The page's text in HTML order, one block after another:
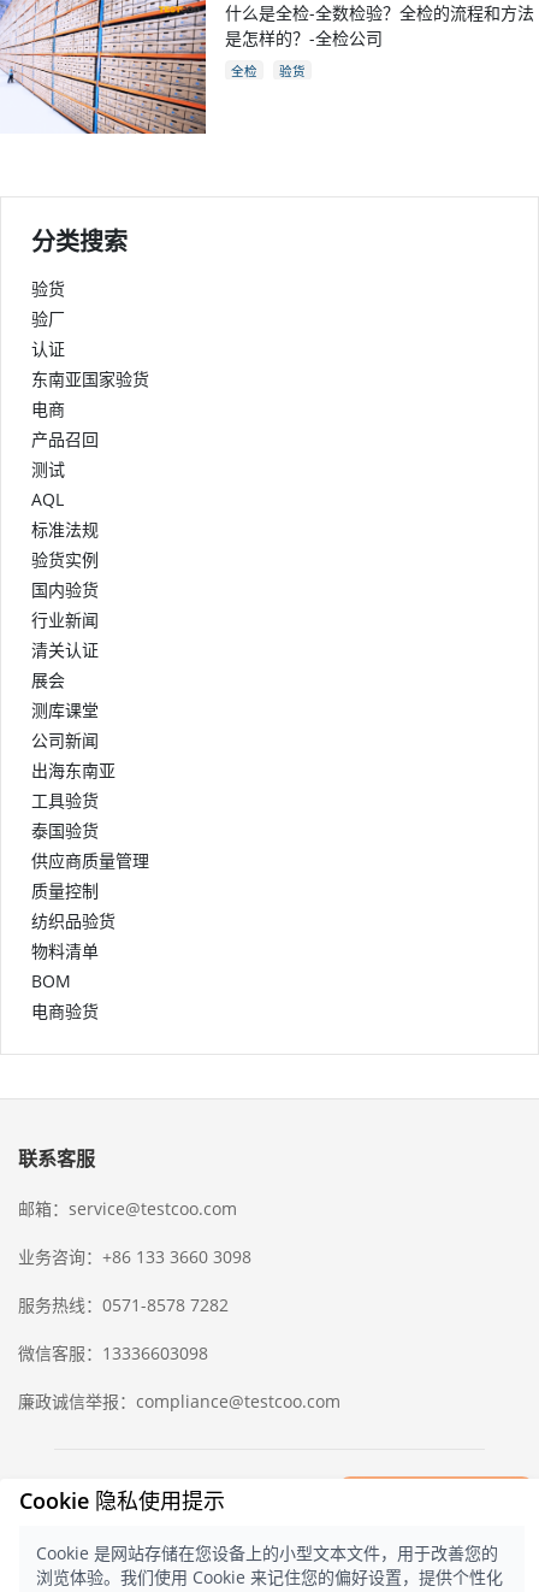
什么是全检-全数检验？全检的流程和方法
是怎样的？-全检公司
全检 验货
分类搜索
验货
验厂
认证
东南亚国家验货
电商
产品召回
测试
AQL
标准法规
验货实例
国内验货
行业新闻
清关认证
展会
测库课堂
公司新闻
出海东南亚
工具验货
泰国验货
供应商质量管理
质量控制
纺织品验货
物料清单
BOM
电商验货
联系客服
邮箱：service@testcoo.com
业务咨询：+86 133 3660 3098
服务热线：0571-8578 7282
微信客服：13336603098
廉政诚信举报：compliance@testcoo.com
×
检验样版报告
中国出入境检验检疫协会
公网安备 33020902000357 号
中文
Cookie 隐私使用提示
Cookie 是网站存储在您设备上的小型文本文件，用于改善您的
浏览体验。我们使用 Cookie 来记住您的偏好设置，提供个性化